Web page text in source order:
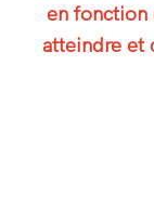
en fonction
atteindre et